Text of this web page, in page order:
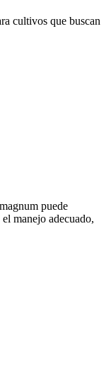
cultivos que buscan
puede
manejo adecuado,